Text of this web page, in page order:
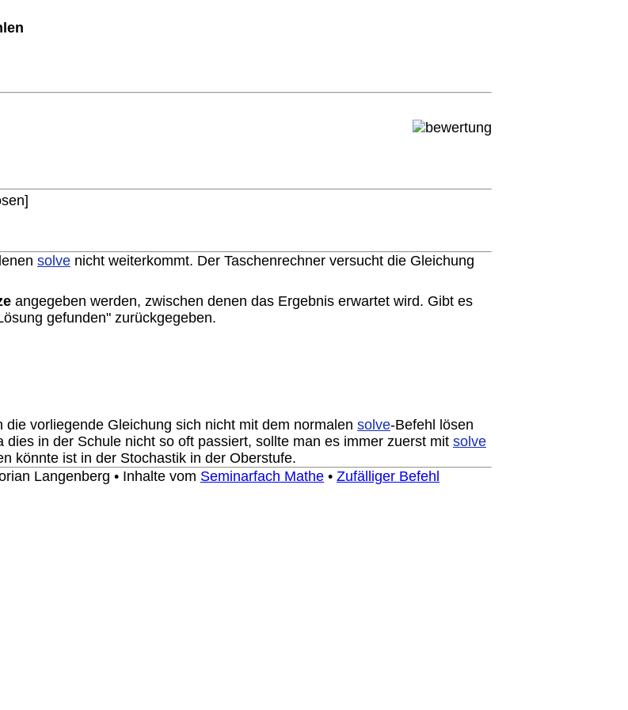
solve nicht weiterkommt. Der Taschenrechner versucht die Gleichung
angegeben werden, zwischen denen das Ergebnis erwartet wird. Gibt es
gefunden" zurückgegeben.
vorliegende Gleichung sich nicht mit dem normalen solve-Befehl lösen
in der Schule nicht so oft passiert, sollte man es immer zuerst mit solve
könnte ist in der Stochastik in der Oberstufe.
Langenberg • Inhalte vom Seminarfach Mathe • Zufälliger Befehl